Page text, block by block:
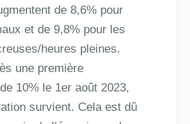
de 8,6% pour
et de 9,8% pour les
heures pleines.
une première
10% le 1er août 2023,
survient. Cela est dû